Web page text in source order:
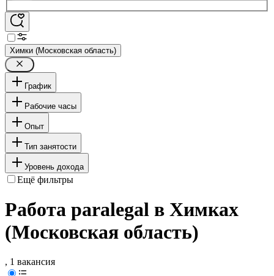
Химки (Московская область)
График
Рабочие часы
Опыт
Тип занятости
Уровень дохода
Ещё фильтры
Работа paralegal в Химках
(Московская область)
, 1 вакансия